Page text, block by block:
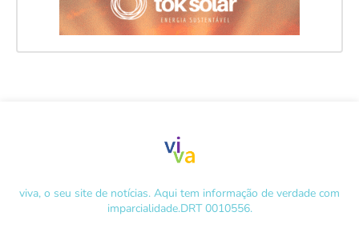
viva, o seu site de notícias. Aqui tem informação de verdade com
imparcialidade.DRT 0010556.